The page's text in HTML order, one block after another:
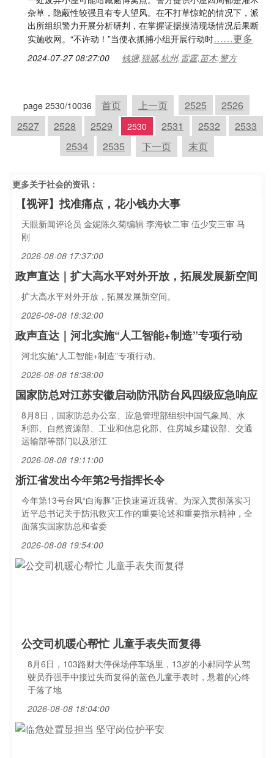
杂草，隐蔽性较强且有专人望风。在不打草惊蛇的情况下，派
出所组织警力开展分析研判，在掌握证据摸清现场情况后果断
实施收网。“不许动！”当便衣抓捕小组开展行动时……更多
2024-07-27 08:27:00 钱塘,猫腻,杭州,雷霆,苗木,警方
page 2530/10036 首页 上一页 2525
2526
2527
2528 2529 2530 2531 2532
2533
2534
2535 下一页 末页
更多关于社会的资讯：
【视评】找准痛点，花小钱办大事
天眼新闻评论员 金妮陈久菊编辑 李海钦二审 伍少安三审 马
刚
2026-08-08 17:37:00
政声直达｜扩大高水平对外开放，拓展发展新空间
扩大高水平对外开放，拓展发展新空间。
2026-08-08 18:32:00
政声直达｜河北实施“人工智能+制造”专项行动
河北实施“人工智能+制造”专项行动。
2026-08-08 18:38:00
国家防总对江苏安徽启动防汛防台风四级应急响应
8月8日，国家防总办公室、应急管理部组织中国气象局、水
利部、自然资源部、工业和信息化部、住房城乡建设部、交通
运输部等部门以及浙江
2026-08-08 19:11:00
浙江省发出今年第2号指挥长令
今年第13号台风“白海豚”正快速逼近我省。为深入贯彻落实习
近平总书记关于防汛救灾工作的重要论述和重要指示精神，全
面落实国家防总和省委
2026-08-08 19:54:00
公交司机暖心帮忙 儿童手表失而复得
8月6日，103路财大停保场停车场里，13岁的小郝同学从驾
驶员乔强手中接过失而复得的蓝色儿童手表时，悬着的心终
于落了地
2026-08-08 18:04:00